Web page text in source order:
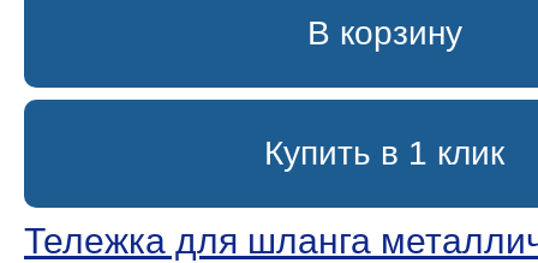
В корзину
Купить в 1 клик
Тележка для шланга